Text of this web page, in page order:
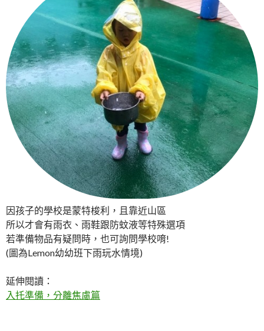
因孩子的學校是蒙特梭利，且靠近山區
所以才會有雨衣、雨鞋跟防蚊液等特殊選項
若準備物品有疑問時，也可詢問學校唷!
(圖為Lemon幼幼班下雨玩水情境)
延伸閱讀：
入托準備，分離焦慮篇